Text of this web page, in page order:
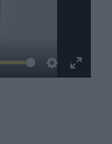
Settings
Enter